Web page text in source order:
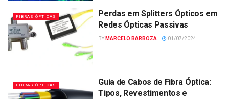
FIBRAS ÓPTICAS
Perdas em Splitters Ópticos em
Redes Ópticas Passivas
BY MARCELO BARBOZA 01/07/2024
FIBRAS ÓPTICAS
Guia de Cabos de Fibra Óptica:
Tipos, Revestimentos e